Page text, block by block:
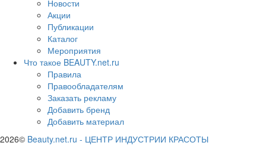
Новости
Акции
Публикации
Каталог
Мероприятия
Что такое BEAUTY.net.ru
Правила
Правообладателям
Заказать рекламу
Добавить бренд
Добавить материал
2026© Beauty.net.ru - ЦЕНТР ИНДУСТРИИ КРАСОТЫ